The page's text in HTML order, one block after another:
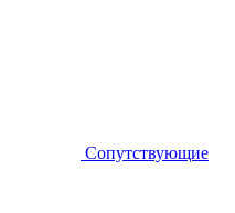
Сопутствующие